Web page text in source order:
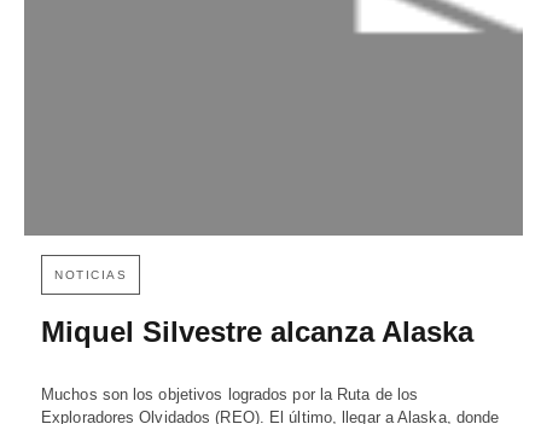
NOTICIAS
Miquel Silvestre alcanza Alaska
Muchos son los objetivos logrados por la Ruta de los
Exploradores Olvidados (REO). El último, llegar a Alaska, donde